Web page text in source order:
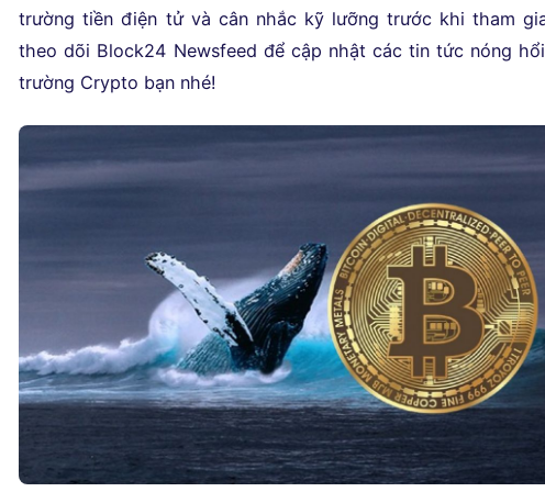
trường tiền điện tử và cân nhắc kỹ lưỡng trước khi tham
theo dõi Block24 Newsfeed để cập nhật các tin tức nóng
trường Crypto bạn nhé!